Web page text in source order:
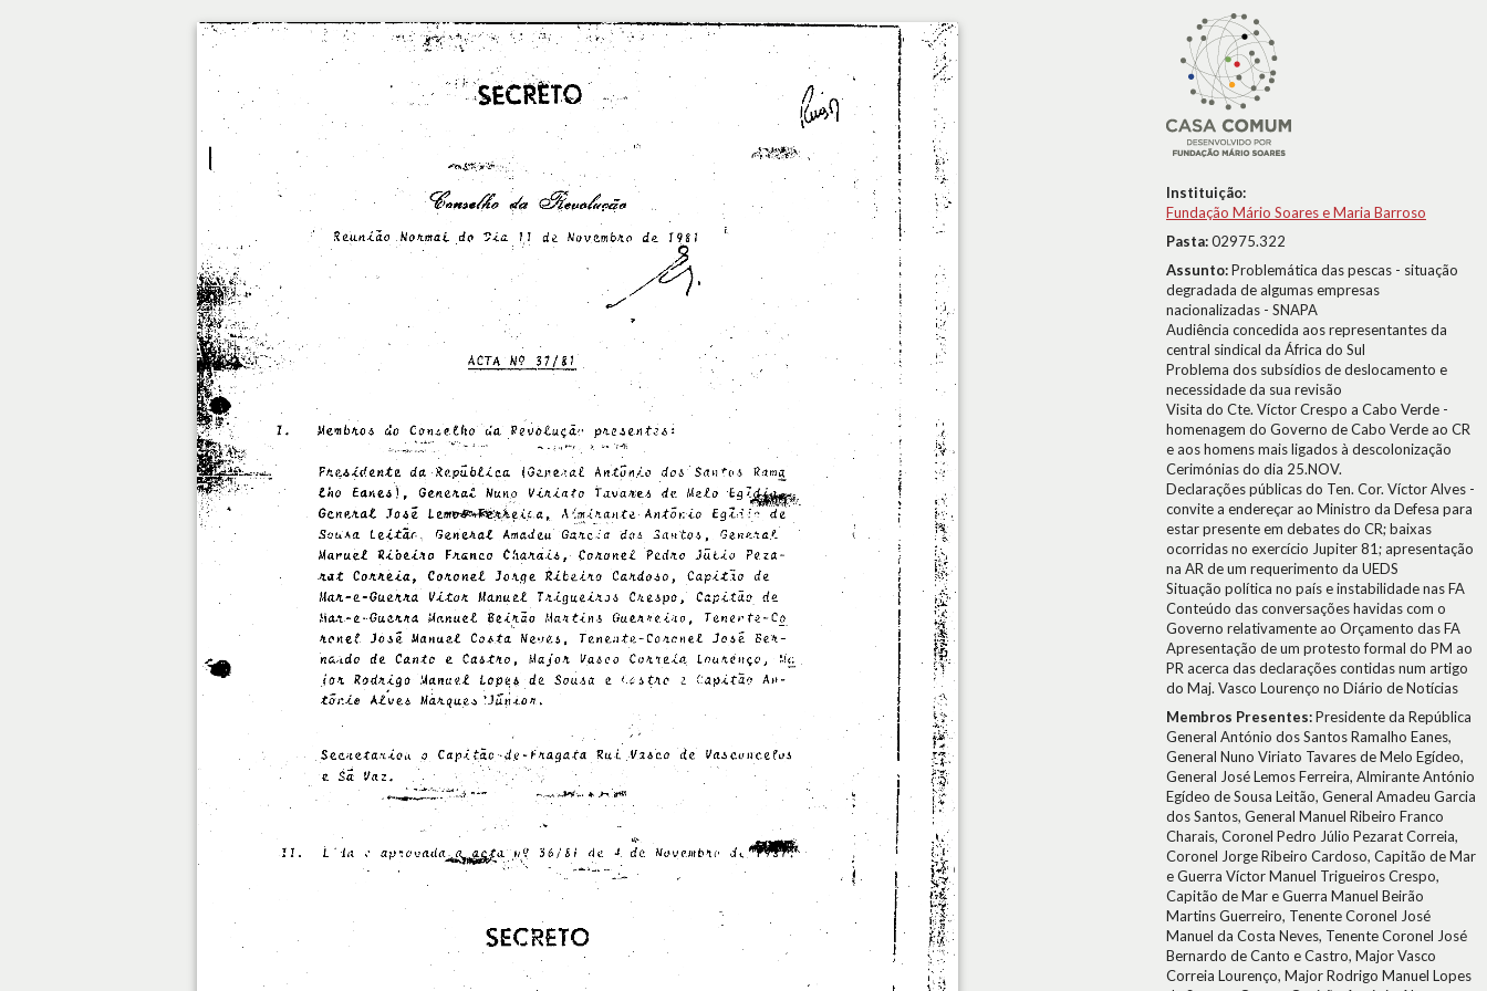
Instituição:
Fundação Mário Soares e Maria Barroso
Pasta:02975.322
Assunto:Problemática das pescas - situação
degradada de algumas empresas
nacionalizadas - SNAPA
Audiência concedida aos representantes da
central sindical da África do Sul
Problema dos subsídios de deslocamento e
necessidade da sua revisão
Visita do Cte. Víctor Crespo a Cabo Verde -
homenagem do Governo de Cabo Verde ao CR
e aos homens mais ligados à descolonização
Cerimónias do dia 25.NOV.
Declarações públicas do Ten. Cor. Víctor Alves -
convite a endereçar ao Ministro da Defesa para
estar presente em debates do CR; baixas
ocorridas no exercício Jupiter 81; apresentação
na AR de um requerimento da UEDS
Situação política no país e instabilidade nas FA
Conteúdo das conversações havidas com o
Governo relativamente ao Orçamento das FA
Apresentação de um protesto formal do PM ao
PR acerca das declarações contidas num artigo
do Maj. Vasco Lourenço no Diário de Notícias
Membros Presentes:Presidente da República
General António dos Santos Ramalho Eanes,
General Nuno Viriato Tavares de Melo Egídeo,
General José Lemos Ferreira, Almirante António
Egídeo de Sousa Leitão, General Amadeu Garcia
dos Santos, General Manuel Ribeiro Franco
Charais, Coronel Pedro Júlio Pezarat Correia,
Coronel Jorge Ribeiro Cardoso, Capitão de Mar
e Guerra Víctor Manuel Trigueiros Crespo,
Capitão de Mar e Guerra Manuel Beirão
Martins Guerreiro, Tenente Coronel José
Manuel da Costa Neves, Tenente Coronel José
Bernardo de Canto e Castro, Major Vasco
Correia Lourenço, Major Rodrigo Manuel Lopes